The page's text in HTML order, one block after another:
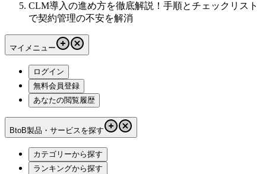
CLM導入の進め方を徹底解説！手順とチェックリスト
で契約管理の不安を解消
マイメニュー
ログイン
無料会員登録
あなたの閲覧履歴
BtoB製品・サービスを探す
カテゴリーから探す
ランキングから探す